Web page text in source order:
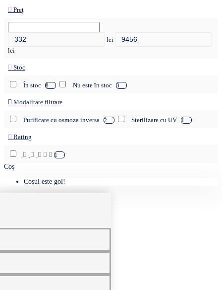
Preț
lei
lei
Stoc
În stoc 8 Nu este în stoc 3
Modalitate filtrare
Purificare cu osmoza inversa 2 Sterilizare cu UV 1
Rating
1
Coș
Coșul este gol!